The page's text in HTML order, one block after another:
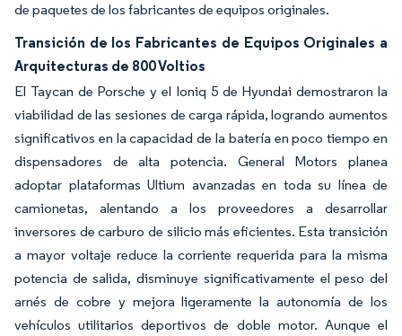
de paquetes de los fabricantes de equipos originales.
Transición de los Fabricantes de Equipos Originales a
Arquitecturas de 800 Voltios
El Taycan de Porsche y el Ioniq 5 de Hyundai demostraron la
viabilidad de las sesiones de carga rápida, logrando aumentos
significativos en la capacidad de la batería en poco tiempo en
dispensadores de alta potencia. General Motors planea
adoptar plataformas Ultium avanzadas en toda su línea de
camionetas, alentando a los proveedores a desarrollar
inversores de carburo de silicio más eficientes. Esta transición
a mayor voltaje reduce la corriente requerida para la misma
potencia de salida, disminuye significativamente el peso del
arnés de cobre y mejora ligeramente la autonomía de los
vehículos utilitarios deportivos de doble motor. Aunque el